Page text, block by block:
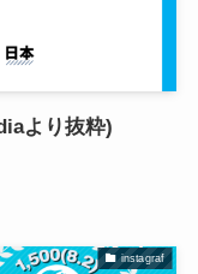
より抜粋)
instagraf